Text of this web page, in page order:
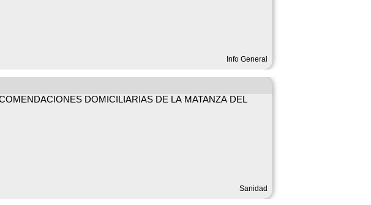
Info General
DOMICILIARIAS DE LA MATANZA DEL
Sanidad